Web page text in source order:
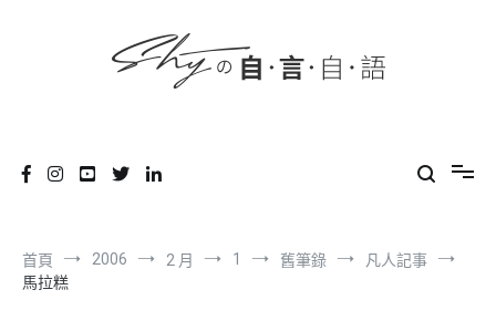
首頁 2006 2 月 1 舊筆錄
凡人記事
馬拉糕